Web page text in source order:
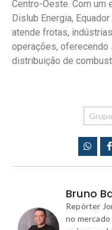
Centro-Oeste. Com um
Dislub Energia,
atende frotas,
operações,
distribuição de
Bruno
Repórter
no